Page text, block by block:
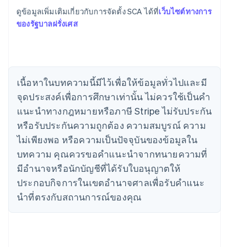
ดูข้อมูลเพิ่มเติมเกี่ยวกับการจัดตั้ง SCA ได้ที่เว็บไซต์ทางการ
ของรัฐบาลฝรั่งเศส
เนื้อหาในบทความนี้มีไว้เพื่อให้ข้อมูลทั่วไปและมี
จุดประสงค์เพื่อการศึกษาเท่านั้น ไม่ควรใช้เป็นคํา
แนะนําทางกฎหมายหรือภาษี Stripe ไม่รับประกัน
หรือรับประกันความถูกต้อง ความสมบูรณ์ ความ
ไม่เพียงพอ หรือความเป็นปัจจุบันของข้อมูลใน
บทความ คุณควรขอคําแนะนําจากทนายความที่
มีอํานาจหรือนักบัญชีที่ได้รับใบอนุญาตให้
ประกอบกิจการในเขตอํานาจศาลเพื่อรับคําแนะ
นําที่ตรงกับสถานการณ์ของคุณ
แคนาดา
EnglishFrançais
โครเอเชีย
ไซปรัส
English
ญี่ปุ่น
日本語English
เดนมาร์ก
ไทย
ไทย English
นอร์เวย์
English
นิวซีแลนด์
English
เนเธอร์แลนด์
NederlandsEnglish
บราซิล